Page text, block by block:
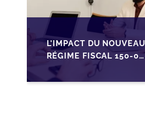
L'IMPACT DU NOUVEAU
RÉGIME FISCAL 150-0
B TER SUR LA
TRANSMISSION DES